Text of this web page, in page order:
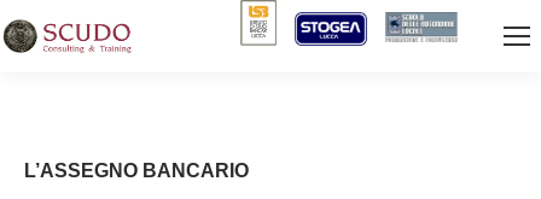
L’ASSEGNO BANCARIO